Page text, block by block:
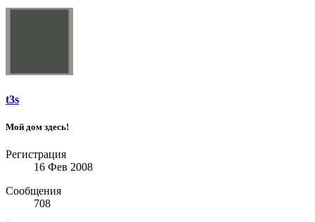
t3s
Мой дом здесь!
Регистрация
16 Фев 2008
Сообщения
708